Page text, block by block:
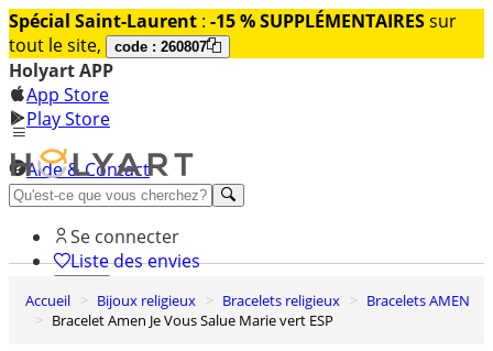
Spécial Saint-Laurent : -15 % SUPPLÉMENTAIRESsur
tout le site,
code : 260807
Holyart APP
App Store
Play Store
Aide & Contact
Découvrez Premium
Se connecter
Liste des envies
0
Panier
Accueil Bijoux religieux Bracelets religieux
Bracelets AMEN
Bracelet Amen Je Vous Salue Marie vert ESP